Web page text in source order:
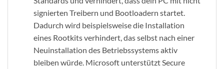
signierten Treibern und Bootloadern startet.
Dadurch wird beispielsweise die Installation
eines Rootkits verhindert, das selbst nach einer
Neuinstallation des Betriebssystems aktiv
bleiben würde. Microsoft unterstützt Secure